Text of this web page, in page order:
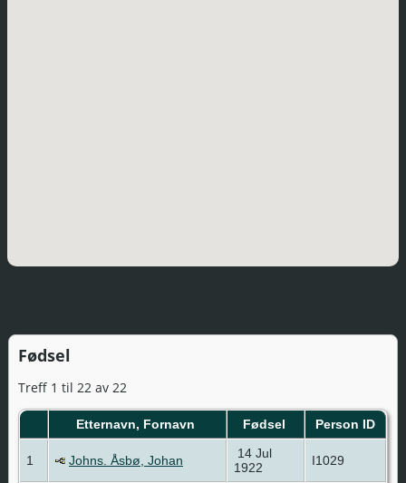
Fødsel
Treff 1 til 22 av 22
Etternavn, Fornavn Fødsel Person ID
1 Johns. Åsbø, Johan
14 Jul
1922
I1029